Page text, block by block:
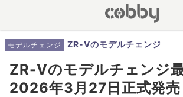
モデルチェンジ ZR-Vのモデルチェンジ
ZR-Vのモデルチェンジ
2026年3月27日正式発売